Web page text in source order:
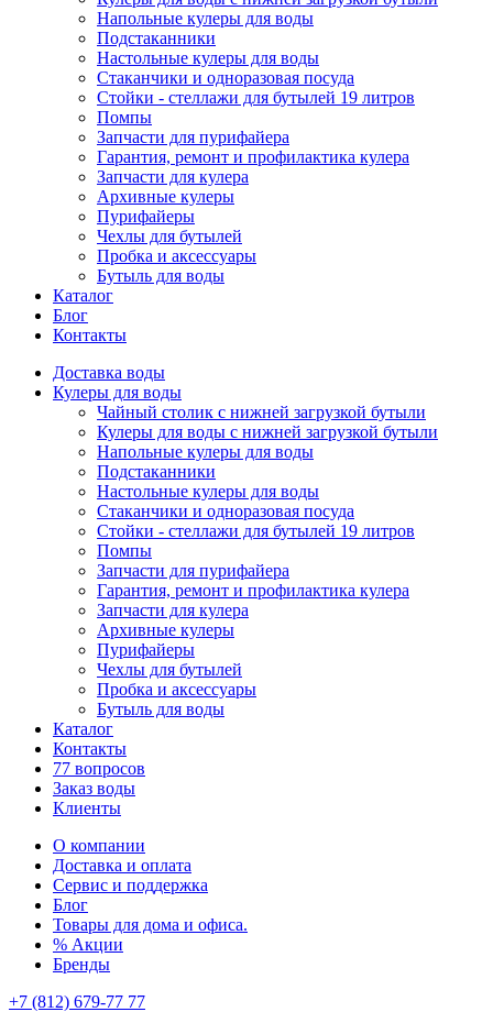
Напольные кулеры для воды
Подстаканники
Настольные кулеры для воды
Стаканчики и одноразовая посуда
Стойки - стеллажи для бутылей 19 литров
Помпы
Запчасти для пурифайера
Гарантия, ремонт и профилактика кулера
Запчасти для кулера
Архивные кулеры
Пурифайеры
Чехлы для бутылей
Пробка и аксессуары
Бутыль для воды
Каталог
Блог
Контакты
Доставка воды
Кулеры для воды
Чайный столик с нижней загрузкой бутыли
Кулеры для воды с нижней загрузкой бутыли
Напольные кулеры для воды
Подстаканники
Настольные кулеры для воды
Стаканчики и одноразовая посуда
Стойки - стеллажи для бутылей 19 литров
Помпы
Запчасти для пурифайера
Гарантия, ремонт и профилактика кулера
Запчасти для кулера
Архивные кулеры
Пурифайеры
Чехлы для бутылей
Пробка и аксессуары
Бутыль для воды
Каталог
Контакты
77 вопросов
Заказ воды
Клиенты
О компании
Доставка и оплата
Сервис и поддержка
Блог
Товары для дома и офиса.
% Акции
Бренды
+7 (812) 679-77 77